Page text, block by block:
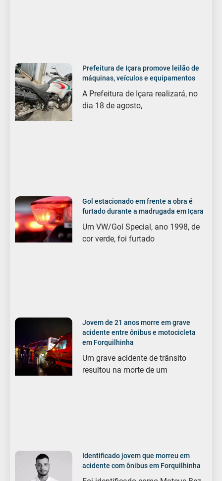
Prefeitura de Içara promove leilão de
máquinas, veículos e equipamentos
A Prefeitura de Içara realizará, no
dia 18 de agosto,
Gol estacionado em frente a obra é
furtado durante a madrugada em Içara
Um VW/Gol Special, ano 1998, de
cor verde, foi furtado
Jovem de 21 anos morre em grave
acidente entre ônibus e motocicleta
em Forquilhinha
Um grave acidente de trânsito
resultou na morte de um
Identificado jovem que morreu em
acidente com ônibus em Forquilhinha